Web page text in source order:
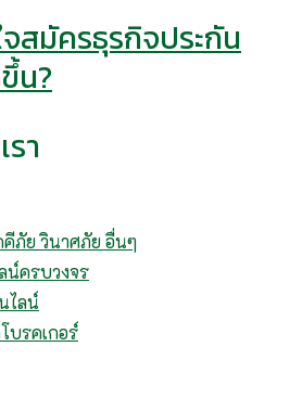
สมัครธุรกิจประกัน
น?
า
ภัย วินาศภัย อื่นๆ
น์ครบวงจร
ไลน์
บรคเกอร์